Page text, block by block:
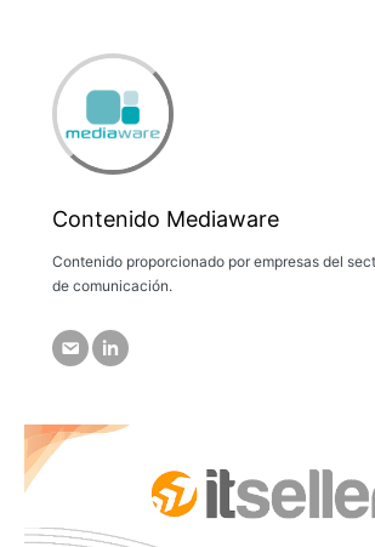
Contenido Mediaware
Contenido proporcionado por empresas del
de comunicación.